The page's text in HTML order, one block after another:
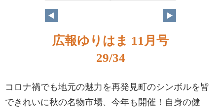
広報ゆりはま 11月号
29/34
コロナ禍でも地元の魅力を再発見町のシンボルを皆
できれいに秋の名物市場、今年も開催！自身の健